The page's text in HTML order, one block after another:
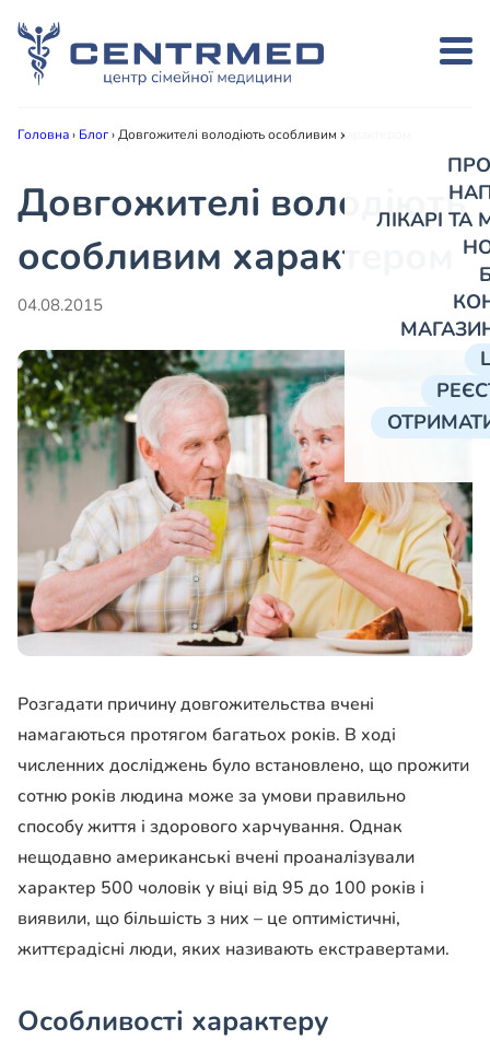
ЛІКАРІ
Головна› Блог›Довгожителі володіють особливим характером
Довгожителі володіють
особливим характером
04.08.2015
Розгадати причину довгожительства вчені
намагаються протягом багатьох років. В ході
численних досліджень було встановлено, що прожити
сотню років людина може за умови правильно
способу життя і здорового харчування. Однак
нещодавно американські вчені проаналізували
характер 500 чоловік у віці від 95 до 100 років і
виявили, що більшість з них – це оптимістичні,
життєрадісні люди, яких називають екстравертами.
Особливості характеру